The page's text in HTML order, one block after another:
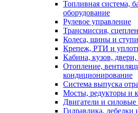
Топливная система,
оборудование
Рулевое управление
Трансмиссия,
Колеса, шины и
Крепеж, РТИ и
Кабина, кузов, двери,
Отопление,
кондиционирование
Система выпуска
Мосты, редукторы и
Двигатели и силовые
Гидравлика, лебедки